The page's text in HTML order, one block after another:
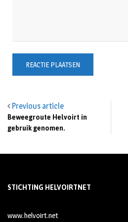
Previous article
Beweegroute Helvoirt in
gebruik genomen.
STICHTING HELVOIRTNET
www.helvoirt.net